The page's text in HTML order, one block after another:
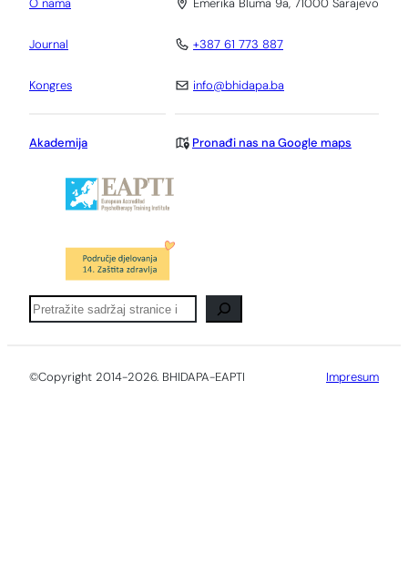
O nama
Journal
Kongres
Akademija
Emerika Bluma 9a, 71000 Sarajevo
+387 61 773 887
info@bhidapa.ba
Pronađi nas na Google maps
Pretraga
©Copyright 2014-2026. BHIDAPA-EAPTI Impresum